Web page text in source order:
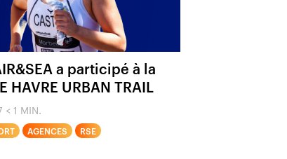
a participé à la
HAVRE URBAN TRAIL
< 1 MIN.
AGENCES RSE